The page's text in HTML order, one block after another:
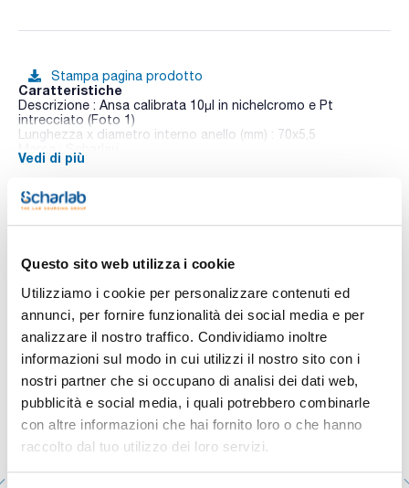
Questo sito web utilizza i cookie
Utilizziamo i cookie per personalizzare contenuti ed
annunci, per fornire funzionalità dei social media e per
analizzare il nostro traffico. Condividiamo inoltre
informazioni sul modo in cui utilizzi il nostro sito con i
nostri partner che si occupano di analisi dei dati web,
pubblicità e social media, i quali potrebbero combinarle
con altre informazioni che hai fornito loro o che hanno
raccolto dal tuo utilizzo dei loro servizi.
Stampa pagina prodotto
Caratteristiche
Descrizione : Ansa calibrata 10µl in nichelcromo e Pt
intrecciato (Foto 1)
Lunghezza x diametro interno anello (mm) : 70x5,5
Conf. (unità) : 10
Anse per inoculazione in nichelcromo e in platino
Vedi di più